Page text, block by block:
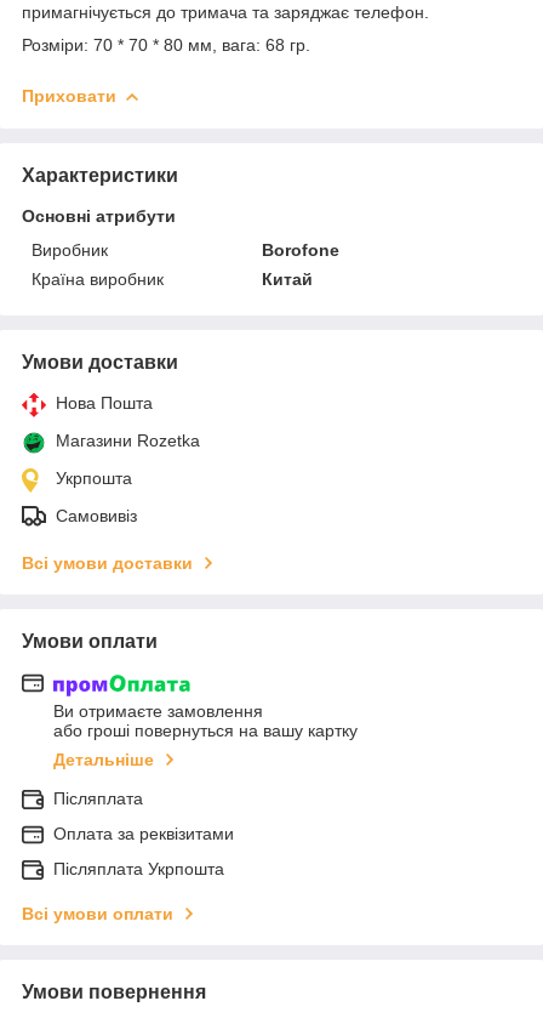
примагнічується до тримача та заряджає телефон.
Розміри: 70 * 70 * 80 мм, вага: 68 гр.
Приховати
Характеристики
Основні атрибути
Виробник
Borofone
Країна виробник
Китай
Умови доставки
Нова Пошта
Магазини Rozetka
Укрпошта
Самовивіз
Всі умови доставки
Умови оплати
Ви отримаєте замовлення
або гроші повернуться на вашу картку
Детальніше
Післяплата
Оплата за реквізитами
Післяплата Укрпошта
Всі умови оплати
Умови повернення